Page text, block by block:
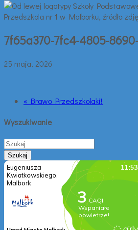
7f65a370-7fc4-4805-
25 maja, 2026
« Brawo Przedszkolaki!
Wyszukiwanie